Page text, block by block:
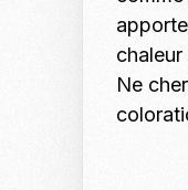
Ne